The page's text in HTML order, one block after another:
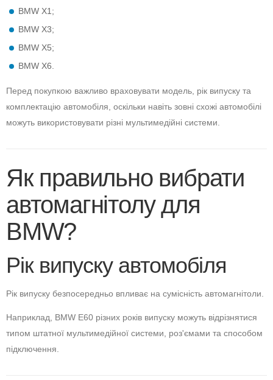
BMW X1;
BMW X3;
BMW X5;
BMW X6.
Перед покупкою важливо враховувати модель, рік випуску та
комплектацію автомобіля, оскільки навіть зовні схожі автомобілі
можуть використовувати різні мультимедійні системи.
Як правильно вибрати
автомагнітолу для
BMW?
Рік випуску автомобіля
Рік випуску безпосередньо впливає на сумісність автомагнітоли.
Наприклад, BMW E60 різних років випуску можуть відрізнятися
типом штатної мультимедійної системи, роз'ємами та способом
підключення.